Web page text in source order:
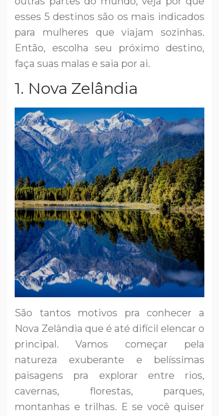
esses 5 destinos são os mais indicados
para mulheres que viajam sozinhas.
Então, escolha seu próximo destino,
faça suas malas e saia por ai.
1. Nova Zelândia
São tantos motivos pra conhecer a
Nova Zelândia que é até difícil elencar o
principal. Vamos começar pela
natureza exuberante e belíssimas
paisagens pra explorar entre rios,
cavernas, florestas, parques,
montanhas e trilhas. E se você quiser